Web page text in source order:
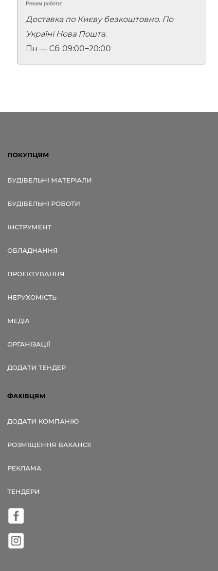
Режим роботи:
Доставка по Києву безкоштовно. По
Україні Нова Пошта.
Пн — Сб 09:00‒20:00
ПОКУПЦЯМ
БУДІВЕЛЬНІ МАТЕРІАЛИ
БУДІВЕЛЬНІ РОБОТИ
ІНСТРУМЕНТ
ОБЛАДНАННЯ
ПРОЕКТУВАННЯ
НЕРУХОМІСТЬ
МЕДІА
ОРГАНІЗАЦІЇ
ДОДАТИ ТЕНДЕР
ФАХІВЦЯМ
ДОДАТИ КОМПАНІЮ
РОЗМІЩЕННЯ ВАКАНСІЇ
РЕКЛАМА
ТЕНДЕРИ